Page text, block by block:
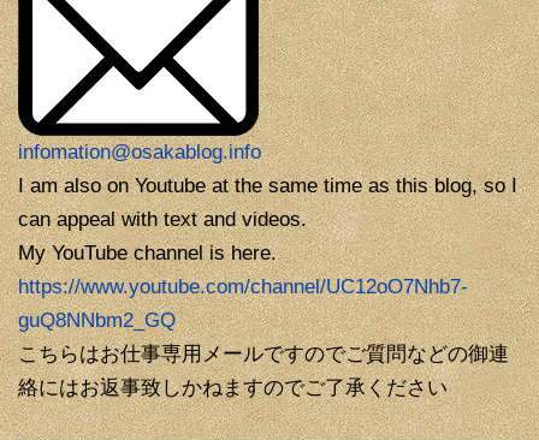
infomation@osakablog.info
I am also on Youtube at the same time as this blog, so I
can appeal with text and videos.
My YouTube channel is here.
https://www.youtube.com/channel/UC12oO7Nhb7-
guQ8NNbm2_GQ
こちらはお仕事専用メールですのでご質問などの御連
絡にはお返事致しかねますのでご了承ください